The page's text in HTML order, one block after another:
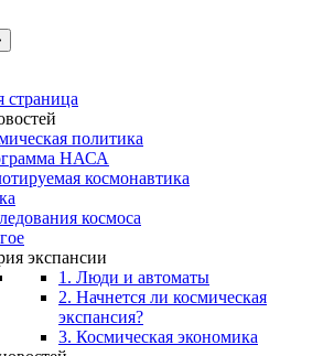
страница
политика
НАСА
космонавтика
космоса
экспансии
1. Люди и автоматы
2. Начнется ли космическая
экспансия?
3. Космическая экономика